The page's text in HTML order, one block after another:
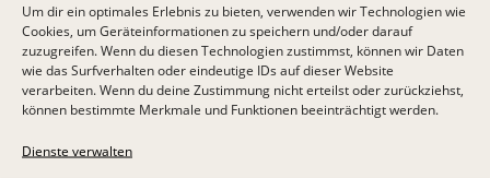
Um dir ein optimales Erlebnis zu bieten, verwenden wir Technologien wie
Cookies, um Geräteinformationen zu speichern und/oder darauf
zuzugreifen. Wenn du diesen Technologien zustimmst, können wir Daten
wie das Surfverhalten oder eindeutige IDs auf dieser Website
verarbeiten. Wenn du deine Zustimmung nicht erteilst oder zurückziehst,
können bestimmte Merkmale und Funktionen beeinträchtigt werden.
Dienste verwalten
Shop
Warenkorb
Kasse
Mein Konto